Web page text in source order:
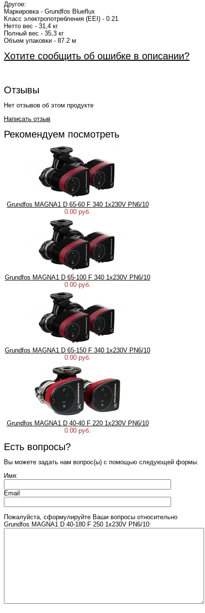
Другое:
Маркировка - Grundfos Blueflux
Класс электропотребления (EEI) - 0.21
Нетто вес - 31,4 кг
Полный вес - 35,3 кг
Объем упаковки - 87.2 м
Хотите сообщить об ошибке в описании?
Отзывы
Нет отзывов об этом продукте
Написать отзыв
Рекомендуем посмотреть
Grundfos MAGNA1 D 65-60 F 340 1x230V PN6/10
0.00 руб.
Grundfos MAGNA1 D 65-100 F 340 1x230V PN6/10
0.00 руб.
Grundfos MAGNA1 D 65-150 F 340 1x230V PN6/10
0.00 руб.
Grundfos MAGNA1 D 40-40 F 220 1x230V PN6/10
0.00 руб.
Есть вопросы?
Вы можете задать нам вопрос(ы) с помощью следующей формы.
Имя:
Email
Пожалуйста, сформулируйте Ваши вопросы относительно
Grundfos MAGNA1 D 40-180 F 250 1x230V PN6/10: